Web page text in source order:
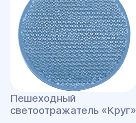
Пешеходный
светоотражатель «Круг»